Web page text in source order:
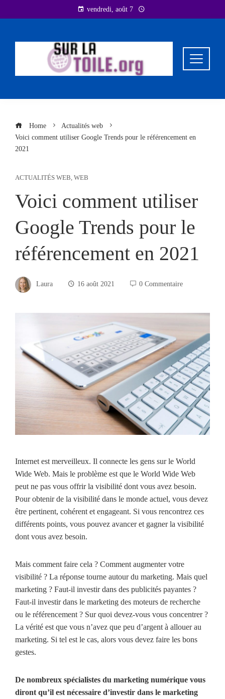
to
vendredi, août 7
Home
Actualités web
Voici comment utiliser Google Trends pour le référencement en
2021
ACTUALITÉS WEB, WEB
Voici comment utiliser
Google Trends pour le
référencement en 2021
Laura 16 août 2021 0 Commentaire
Internet est merveilleux. Il connecte les gens sur le World
Wide Web. Mais le problème est que le World Wide Web
peut ne pas vous offrir la visibilité dont vous avez besoin.
Pour obtenir de la visibilité dans le monde actuel, vous devez
être pertinent, cohérent et engageant. Si vous rencontrez ces
différents points, vous pouvez avancer et gagner la visibilité
dont vous avez besoin.
Mais comment faire cela ? Comment augmenter votre
visibilité ? La réponse tourne autour du marketing. Mais quel
marketing ? Faut-il investir dans des publicités payantes ?
Faut-il investir dans le marketing des moteurs de recherche
ou le référencement ? Sur quoi devez-vous vous concentrer ?
La vérité est que vous n’avez que peu d’argent à allouer au
marketing. Si tel est le cas, alors vous devez faire les bons
gestes.
De nombreux spécialistes du marketing numérique vous
diront qu’il est nécessaire d’investir dans le marketing